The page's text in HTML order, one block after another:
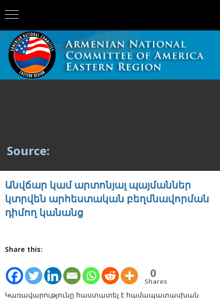
Source:
Անվճար կամ արտոնյալ պայմաններ
կտրվեն արհեստական բեղմնավորման
դիմող կանանց
Share this:
0
Shares
Կառավարությունը հաստատել է համապատասխան